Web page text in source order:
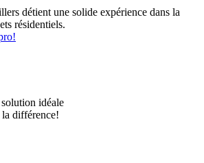
détient une solide expérience dans la
résidentiels.
idéale
différence!